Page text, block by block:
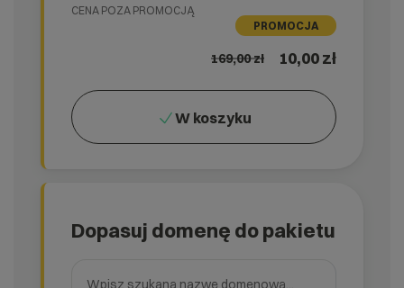
CENA POZA PROMOCJĄ
PROMOCJA
169,00zł 10,00 zł
W koszyku
Dopasuj domenę do pakietu